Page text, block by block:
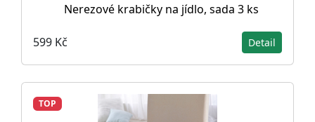
Nerezové krabičky na jídlo, sada 3 ks
599 Kč Detail
TOP